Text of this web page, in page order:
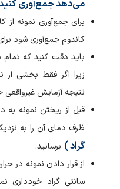
می‌دهد جمع‌آوری
برای جمع‌آوری نمونه از
کاندوم جمع‌آوری شود
باید دقت کنید که
زیرا اگر فقط بخشی از
نتیجه آزمایش غیرواقعی
قبل از ریختن نمونه
ظرف دمای آن را به
گراد ) برسانید.
سانتی گراد خودداری